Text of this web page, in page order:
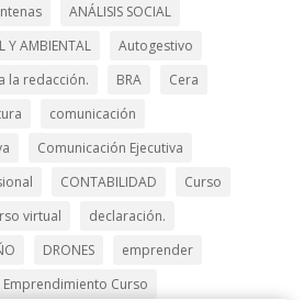
ANÁLISIS SOCIAL
Y AMBIENTAL
Autogestivo
la redacción. BRA
Cera
comunicación
Comunicación Ejecutiva
CONTABILIDAD
Curso
virtual
declaración.
DRONES
emprender
Emprendimiento Curso